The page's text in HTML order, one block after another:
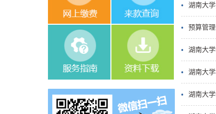
湖南大
预算管
湖南大
湖南大
湖南大